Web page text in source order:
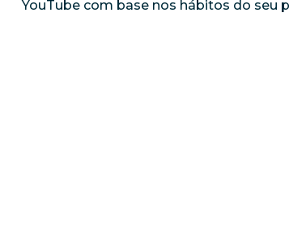
YouTube com base nos hábitos do seu